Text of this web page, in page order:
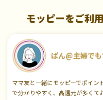
モッピーをご利
ぱん@主婦で
ママ友と一緒にモッピーでポイン
で分かりやすく、高還元が多くて